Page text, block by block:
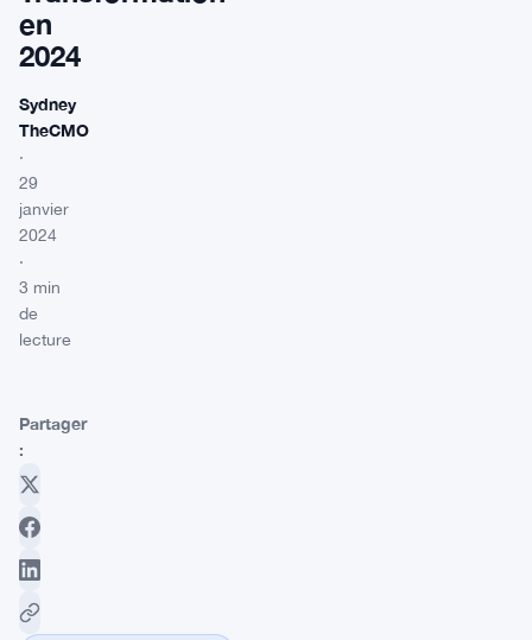
en
2024
Sydney
TheCMO
·
29
janvier
2024
·
3 min
de
lecture
Partager
: